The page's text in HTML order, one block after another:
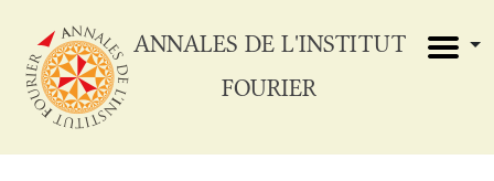
ANNALES DE L'INSTITUT
FOURIER